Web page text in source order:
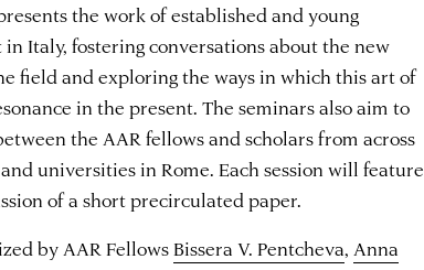
the work of established and young
Italy, fostering conversations about the new
field and exploring the ways in which this art of
in the present. The seminars also aim to
the AAR fellows and scholars from across
universities in Rome. Each session will feature
of a short precirculated paper.
by AAR FellowsBissera V. Pentcheva, Anna